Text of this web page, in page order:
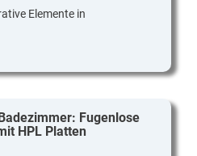
Elemente in
Fugenlose
HPL Platten